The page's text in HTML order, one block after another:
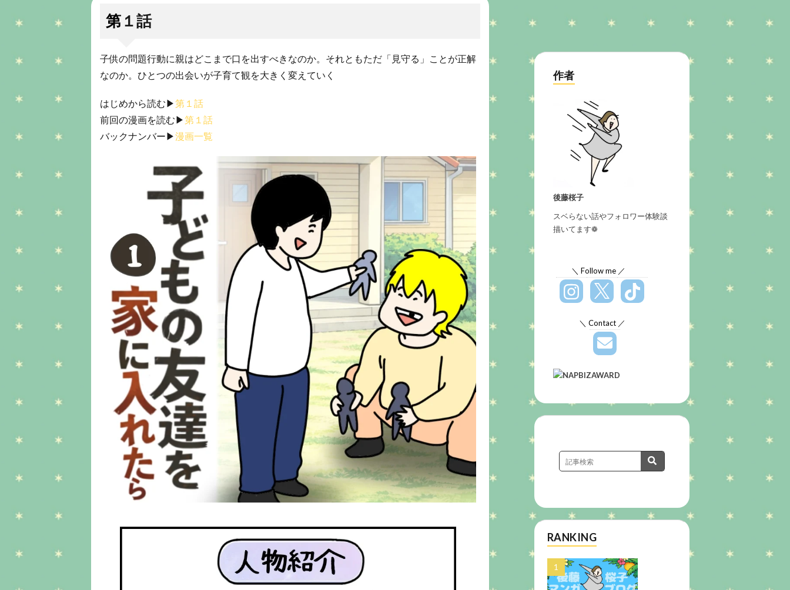
第１話
子供の問題行動に親はどこまで口を出すべきなのか。それともただ「見守る」ことが正解
なのか。ひとつの出会いが子育て観を大きく変えていく
はじめから読む▶︎第１話
前回の漫画を読む▶︎第１話
バックナンバー▶︎漫画一覧
作者
後藤桜子
スベらない話やフォロワー体験談
描いてます❁
＼ Follow me ／
＼ Contact ／
RANKING